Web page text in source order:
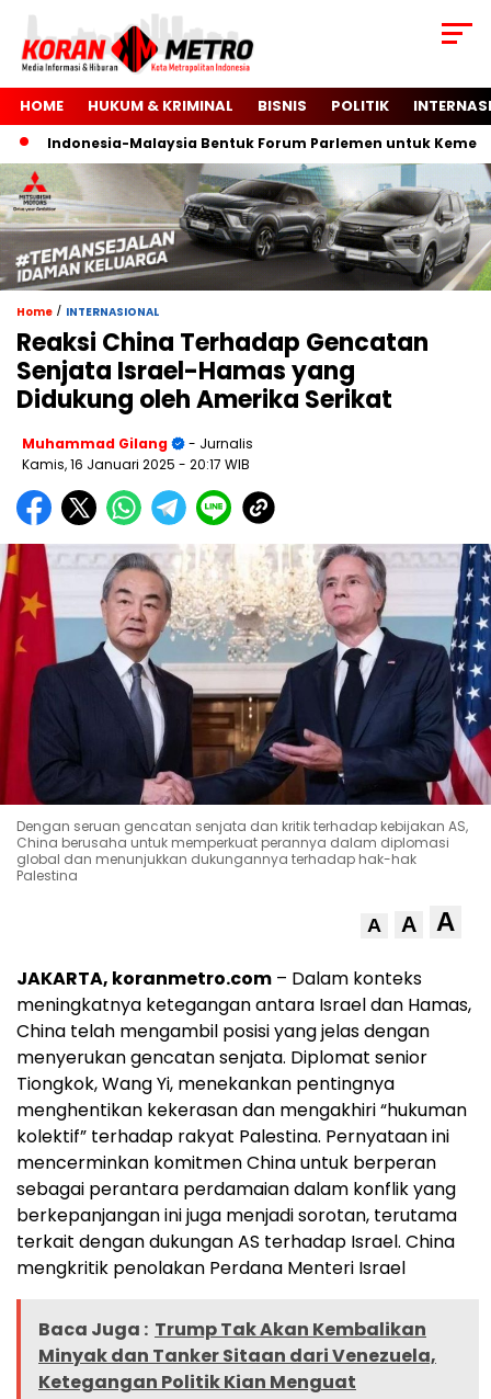
HOME HUKUM & KRIMINAL BISNIS POLITIK
Indonesia-Malaysia Bentuk Forum Parlemen untuk
Home / INTERNASIONAL
Reaksi China Terhadap Gencatan
Senjata Israel-Hamas yang
Didukung oleh Amerika Serikat
Muhammad Gilang
- Jurnalis
Kamis, 16 Januari 2025 - 20:17 WIB
Dengan seruan gencatan senjata dan kritik terhadap kebijakan AS,
China berusaha untuk memperkuat perannya dalam diplomasi
global dan menunjukkan dukungannya terhadap hak-hak
Palestina
A A A
JAKARTA, koranmetro.com – Dalam konteks
meningkatnya ketegangan antara Israel dan Hamas,
China telah mengambil posisi yang jelas dengan
menyerukan gencatan senjata. Diplomat senior
Tiongkok, Wang Yi, menekankan pentingnya
menghentikan kekerasan dan mengakhiri “hukuman
kolektif” terhadap rakyat Palestina. Pernyataan ini
mencerminkan komitmen China untuk berperan
sebagai perantara perdamaian dalam konflik yang
berkepanjangan inijuga menjadi sorotan, terutama
terkait dengan dukungan AS terhadap Israel. China
mengkritik penolakan Perdana Menteri Israel
Baca Juga : Trump Tak Akan Kembalikan
Minyak dan Tanker Sitaan dari Venezuela,
Ketegangan Politik Kian Menguat